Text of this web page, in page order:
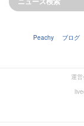
Peachy ブログ
運